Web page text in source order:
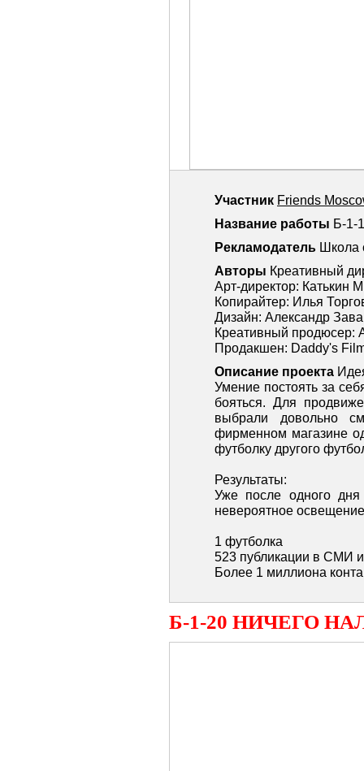
Участник Friends
Название работы Б-
Рекламодатель Школа
Авторы Креативный
Арт-директор: Катькин
Копирайтер: Илья
Дизайн: Александр
Креативный продюсер:
Продакшен: Daddy's
Описание проекта
Умение постоять за
бояться. Для
выбрали довольно
фирменном магазине
футболку другого
Результаты:
Уже после одного
невероятное
1 футболка
523 публикации в СМИ
Более 1 миллиона
Б-1-20 НИЧЕГО